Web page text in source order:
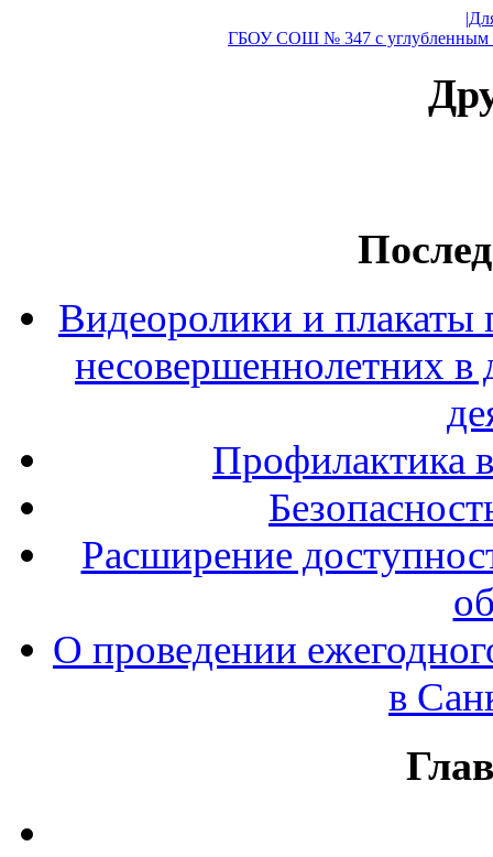
ГБОУ СОШ № 347 с углубленным
Видеоролики и плакаты
несовершеннолетних в
Профилактика
Расширение
О проведении
в